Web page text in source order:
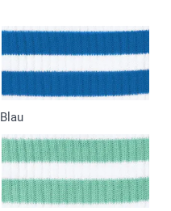
Blau